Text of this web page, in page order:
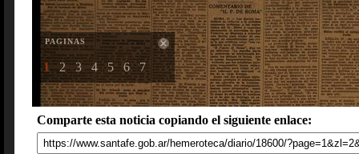
PAGINAS
1 2 3 4 5 6 7
Comparte esta noticia copiando el siguiente enlace: